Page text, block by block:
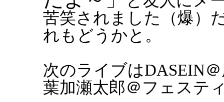
苦笑されました（爆）
れもどうかと。
次のライブはDASEIN
葉加瀬太郎＠フェステ